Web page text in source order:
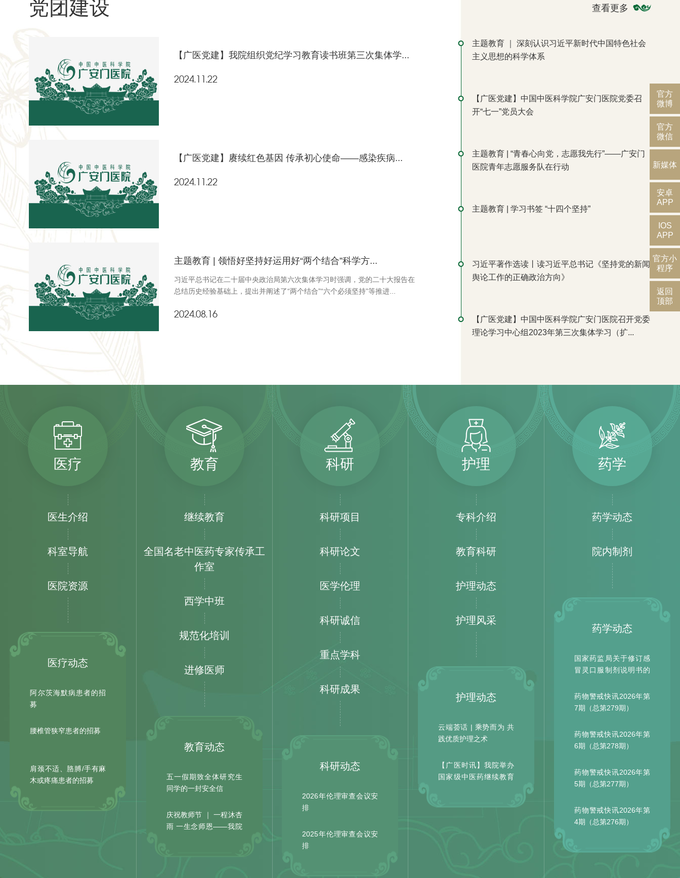
官方
微博
官方
微信
新媒体
安卓
APP
IOS
APP
官方小
程序
返回
顶部
党团建设 查看更多
【广医党建】我院组织党纪学习教育读书班第三次集体学...
2024.11.22
【广医党建】赓续红色基因 传承初心使命——感染疾病...
2024.11.22
主题教育 | 领悟好坚持好运用好“两个结合”科学方...
习近平总书记在二十届中央政治局第六次集体学习时强调，党的二十大报告在
总结历史经验基础上，提出并阐述了“两个结合”“六个必须坚持”等推进...
2024.08.16
主题教育 ｜ 深刻认识习近平新时代中国特色社会
主义思想的科学体系
【广医党建】中国中医科学院广安门医院党委召
开“七一”党员大会
主题教育 | “青春心向党，志愿我先行”——广安门
医院青年志愿服务队在行动
主题教育 | 学习书签 “十四个坚持”
习近平著作选读丨读习近平总书记《坚持党的新闻
舆论工作的正确政治方向》
【广医党建】中国中医科学院广安门医院召开党委
理论学习中心组2023年第三次集体学习（扩...
医疗
医生介绍
科室导航
医院资源
医疗动态
阿尔茨海默病患者的招
募
腰椎管狭窄患者的招募
肩颈不适、胳膊/手有麻
木或疼痛患者的招募
教育
继续教育
全国名老中医药专家传承工
作室
西学中班
规范化培训
进修医师
教育动态
五一假期致全体研究生
同学的一封安全信
庆祝教师节 ｜ 一程沐杏
雨 一生念师恩——我院
科研
科研项目
科研论文
医学伦理
科研诚信
重点学科
科研成果
科研动态
2026年伦理审查会议安
排
2025年伦理审查会议安
排
护理
专科介绍
教育科研
护理动态
护理风采
护理动态
云端荟话 | 乘势而为 共
践优质护理之术
【广医时讯】我院举办
国家级中医药继续教育
药学
药学动态
院内制剂
药学动态
国家药监局关于修订感
冒灵口服制剂说明书的
药物警戒快讯2026年第
7期（总第279期）
药物警戒快讯2026年第
6期（总第278期）
药物警戒快讯2026年第
5期（总第277期）
药物警戒快讯2026年第
4期（总第276期）